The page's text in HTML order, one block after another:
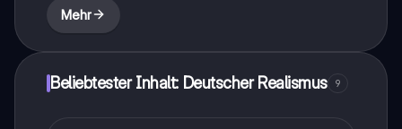
Mehr
Beliebtester Inhalt: Deutscher Realismus 9